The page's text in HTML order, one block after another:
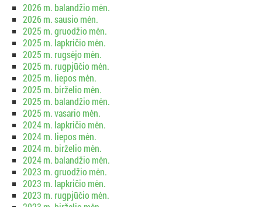
2026 m. balandžio mėn.
2026 m. sausio mėn.
2025 m. gruodžio mėn.
2025 m. lapkričio mėn.
2025 m. rugsėjo mėn.
2025 m. rugpjūčio mėn.
2025 m. liepos mėn.
2025 m. birželio mėn.
2025 m. balandžio mėn.
2025 m. vasario mėn.
2024 m. lapkričio mėn.
2024 m. liepos mėn.
2024 m. birželio mėn.
2024 m. balandžio mėn.
2023 m. gruodžio mėn.
2023 m. lapkričio mėn.
2023 m. rugpjūčio mėn.